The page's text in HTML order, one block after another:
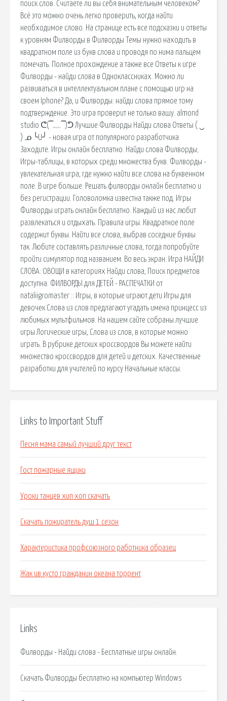
поиск слов. Считаете ли вы себя внимательным человеком?
Всё это можно очень легко проверить, когда найти
необходимое слово. На странице есть все подсказки и ответы
к уровням Филворды в Филворды Темы нужно находить в
квадратном поле из букв слова и проводя по нима пальцем
помечать. Полное прохождение а также все Ответы к игре
Филворды - найди слова в Одноклассниках. Можно ли
развиваться в интеллектуальном плане с помощью игр на
своем Iphone? Да, и Филворды: найди слова прямое тому
подтверждение. Это игра проверит не только вашу. almond
studio ᕦ( ̿ ﹏ ̿ )ᕤ Лучшие Филворды Найди слова Ответы ( ‿
) ᓄ ╰U╯ - новая игра от популярного разработчика
Заходите. Игры онлайн бесплатно. Найди слова Филворды;
Игры-таблицы, в которых среди множества букв. Филворды -
увлекательная игра, где нужно найти все слова на буквенном
поле. В игре больше. Решать филворды онлайн бесплатно и
без регистрации. Головоломка известна также под. Игры
Филворды играть онлайн бесплатно. Каждый из нас любит
развлекаться и отдыхать. Правила игры. Квадратное поле
содержит буквы. Найти все слова, выбрав соседние буквы
так. Любите составлять различные слова, тогда попробуйте
пройти симулятор под названием. Во весь экран. Игра НАЙДИ
СЛОВА: ОВОЩИ в категориях Найди слова, Поиск предметов
доступна. ФИЛВОРДЫ для ДЕТЕЙ - РАСПЕЧАТКИ от
nataliigromaster :: Игры, в которые играют дети Игры для
девочек Слова из слов предлагают угадать имена принцесс из
любимых мультфильмов. На нашем сайте собраны лучшие
игры Логические игры, Слова из слов, в которые можно
играть. В рубрике детских кроссвордов Вы можете найти
множество кроссвордов для детей и детских. Качественные
разработки для учителей по курсу Начальные классы.
Links to Important Stuff
Песня мама самый лучший друг текст
Гост пожарные ящики
Уроки танцев хип хоп скачать
Скачать пожиратель душ 1 сезон
Характеристика профсоюзного работника образец
Жак ив кусто гражданин океана торрент
Links
Филворды - Найди слова - Бесплатные игры онлайн.
Скачать Филворды бесплатно на компьютер Windows